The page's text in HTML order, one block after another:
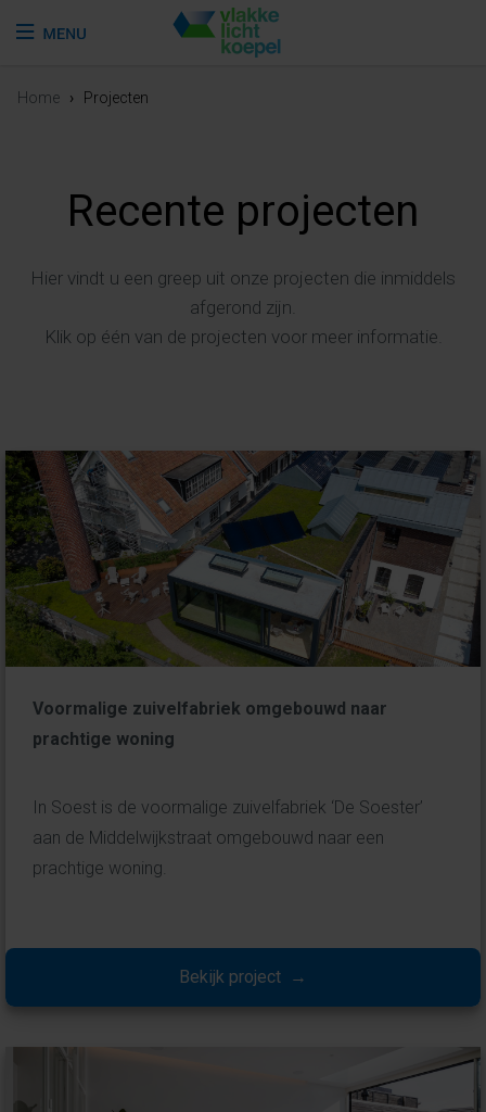
Home › Projecten
Recente projecten
Hier vindt u een greep uit onze projecten die inmiddels
afgerond zijn.
Klik op één van de projecten voor meer informatie.
Voormalige zuivelfabriek omgebouwd naar
prachtige woning
In Soest is de voormalige zuivelfabriek ‘De Soester’
aan de Middelwijkstraat omgebouwd naar een
prachtige woning.
Bekijk project →